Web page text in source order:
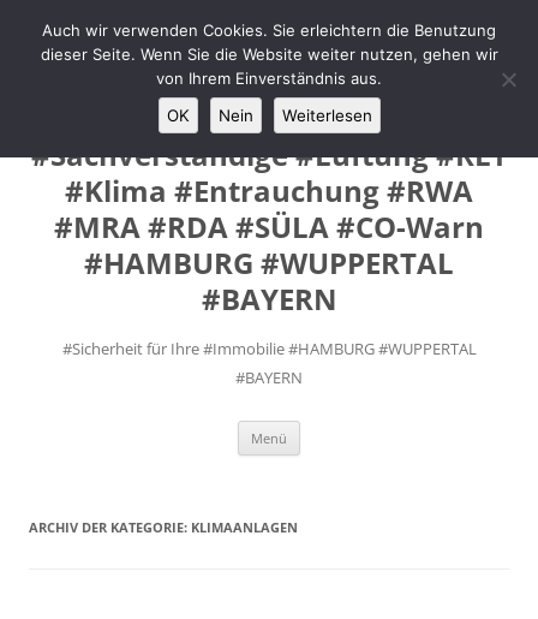
Inhalt
springenMANUEL #FEY INGENIEURE
#Prüfsachverständige #VdS
Fremd- Sachverständige
#Sachverständige #Lüftung #RLT
#Klima #Entrauchung #RWA
#MRA #RDA #SÜLA #CO-Warn
#HAMBURG #WUPPERTAL
#BAYERN
#Sicherheit für Ihre #Immobilie #HAMBURG #WUPPERTAL
#BAYERN
Menü
ARCHIV DER KATEGORIE: KLIMAANLAGEN
Auch wir verwenden Cookies. Sie erleichtern die Benutzung
dieser Seite. Wenn Sie die Website weiter nutzen, gehen wir
von Ihrem Einverständnis aus.
OK
Nein Weiterlesen